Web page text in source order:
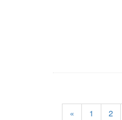
« 1 2